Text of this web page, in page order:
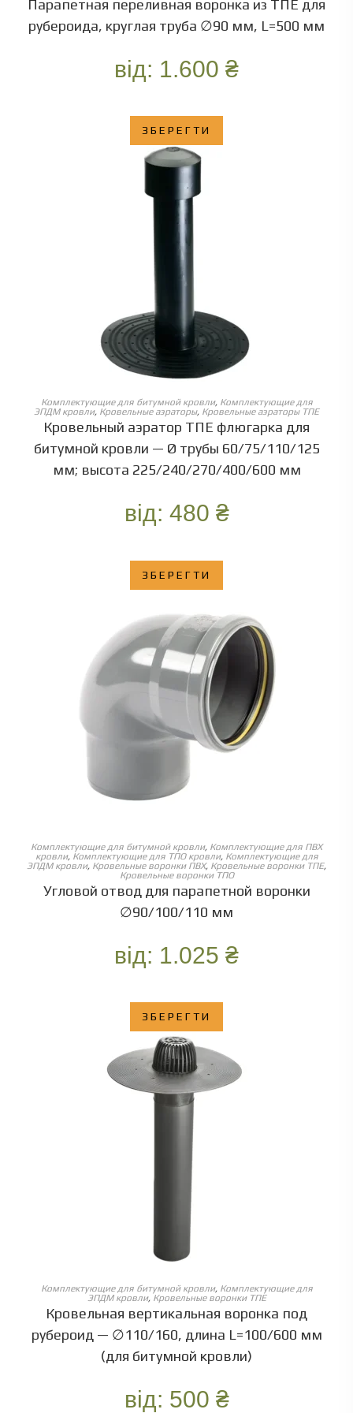
Парапетная переливная воронка из ТПЕ для
рубероида, круглая труба ∅90 мм, L=500 мм
від: 1.600 ₴
ЗБЕРЕГТИ
ОБЕРІТЬ ОПЦІЇ
Комплектующие для битумной кровли, Комплектующие для
ЭПДМ кровли, Кровельные аэраторы, Кровельные аэраторы ТПЕ
Кровельный аэратор ТПЕ флюгарка для
битумной кровли — Ø трубы 60/75/110/125
мм; высота 225/240/270/400/600 мм
від: 480 ₴
ЗБЕРЕГТИ
ОБЕРІТЬ ОПЦІЇ
Комплектующие для битумной кровли, Комплектующие для ПВХ
кровли, Комплектующие для ТПО кровли, Комплектующие для
ЭПДМ кровли, Кровельные воронки ПВХ, Кровельные воронки ТПЕ,
Кровельные воронки ТПО
Угловой отвод для парапетной воронки
∅90/100/110 мм
від: 1.025 ₴
ЗБЕРЕГТИ
ОБЕРІТЬ ОПЦІЇ
Комплектующие для битумной кровли, Комплектующие для
ЭПДМ кровли, Кровельные воронки ТПЕ
Кровельная вертикальная воронка под
рубероид — ∅110/160, длина L=100/600 мм
(для битумной кровли)
від: 500 ₴